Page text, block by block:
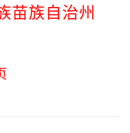
苗族自治州